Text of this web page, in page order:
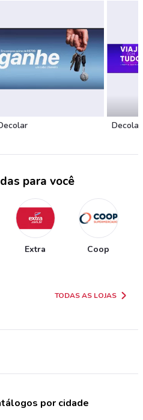
Decolar
para você
Extra Coop
TODAS AS LOJAS
por cidade